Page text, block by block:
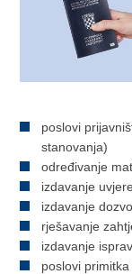
poslovi
stanovanja)
određivanje
izdavanje
izdavanje
rješavanje
izdavanje
poslovi